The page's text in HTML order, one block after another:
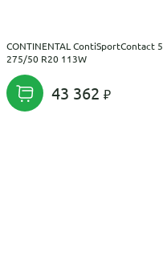
CONTINENTAL ContiSportContact 5
275/50 R20 113W
43 362